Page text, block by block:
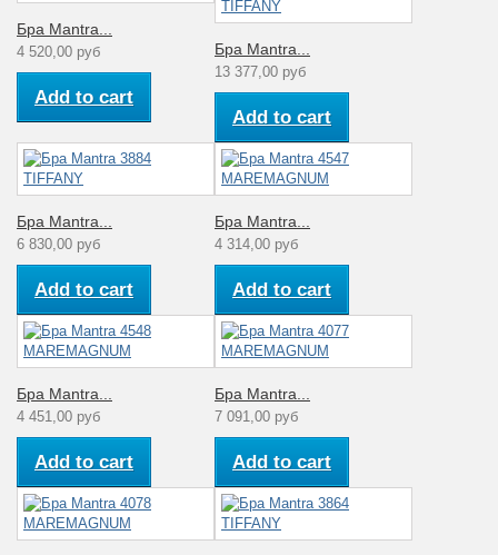
Бра Mantra...
4 520,00 руб
Add to cart
Бра Mantra...
13 377,00 руб
Add to cart
Бра Mantra...
6 830,00 руб
Add to cart
Бра Mantra...
4 314,00 руб
Add to cart
Бра Mantra...
4 451,00 руб
Add to cart
Бра Mantra...
7 091,00 руб
Add to cart